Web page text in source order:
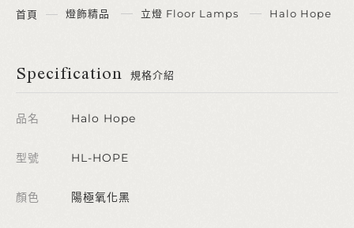
首頁 燈飾精品 立燈 Floor Lamps Halo Hope
Specification 規格介紹
品名 Halo Hope
型號 HL-HOPE
顏色 陽極氧化黑